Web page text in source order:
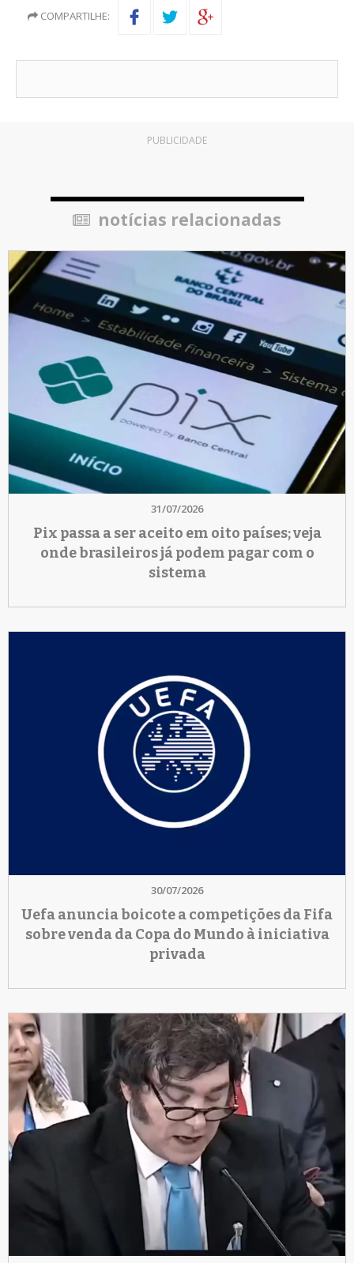
COMPARTILHE:
PUBLICIDADE
notícias relacionadas
31/07/2026
Pix passa a ser aceito em oito países; veja
onde brasileiros já podem pagar com o
sistema
30/07/2026
Uefa anuncia boicote a competições da Fifa
sobre venda da Copa do Mundo à iniciativa
privada